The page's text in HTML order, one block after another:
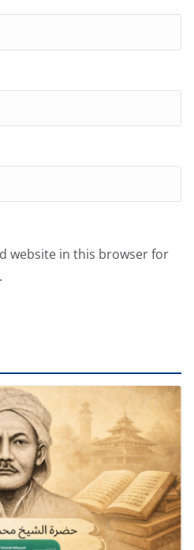
website in this browser for